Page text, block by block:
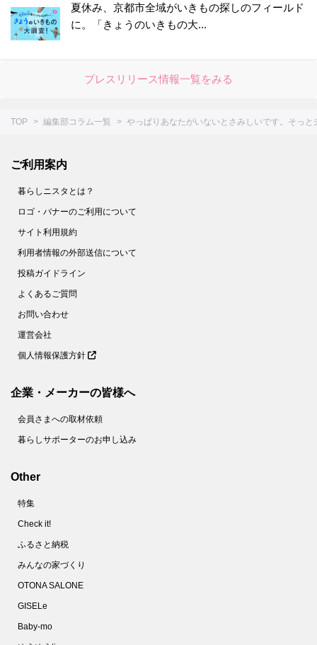
夏休み、京都市全域がいきもの探しのフィールド
に。「きょうのいきもの大...
プレスリリース情報一覧をみる
TOP 編集部コラム一覧 やっぱりあなたがいないとさみしいです。そっ
ご利用案内
暮らしニスタとは？
ロゴ・バナーのご利用について
サイト利用規約
利用者情報の外部送信について
投稿ガイドライン
よくあるご質問
お問い合わせ
運営会社
個人情報保護方針
企業・メーカーの皆様へ
会員さまへの取材依頼
暮らしサポーターのお申し込み
Other
特集
Check it!
ふるさと納税
みんなの家づくり
OTONA SALONE
GISELe
Baby-mo